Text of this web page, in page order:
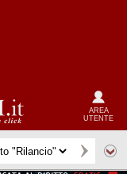
AREA
UTENTE